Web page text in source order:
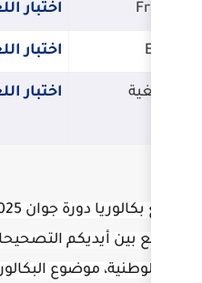
اللغة الفرنسية
اللغة الإنجليزية
اللغة الأمازيغية
مواضيع بكالوريا دورة جوان 2025 لجميع
النموذجية
البكالوريا والتصحيح